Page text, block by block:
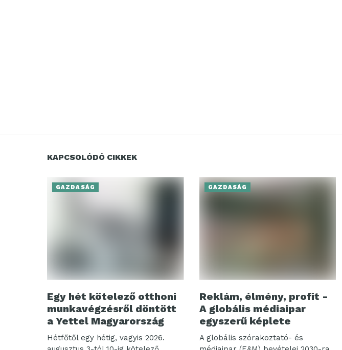
KAPCSOLÓDÓ CIKKEK
GAZDASÁG
Egy hét kötelező otthoni
munkavégzésről döntött
a Yettel Magyarország
Hétfőtől egy hétig, vagyis 2026.
GAZDASÁG
Reklám, élmény, profit -
A globális médiaipar
egyszerű képlete
A globális szórakoztató- és